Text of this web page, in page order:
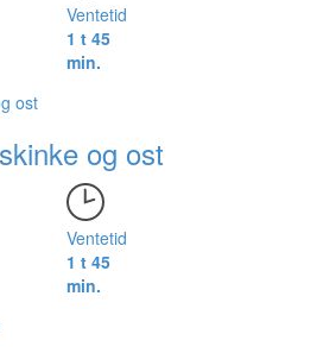
Ventetid
1 t 45
min.
og ost
Ventetid
1 t 45
min.